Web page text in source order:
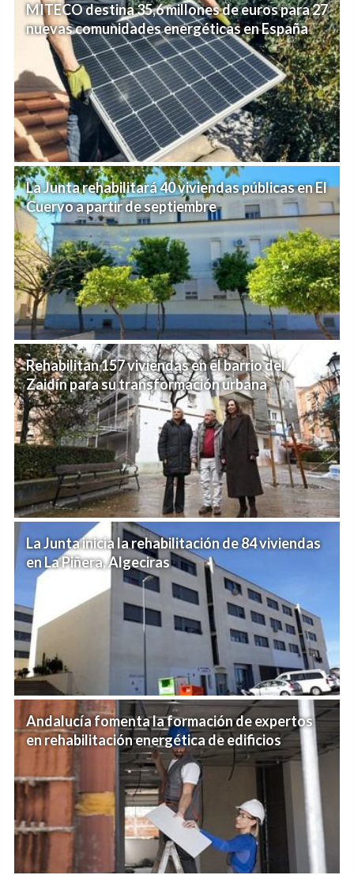
MITECO destina 35,6 millones de euros para 27
nuevas comunidades energéticas en España
La Junta rehabilitará 40 viviendas públicas en El
Cuervo a partir de septiembre
Rehabilitan 157 viviendas en el barrio del
Zaidín para su transformación urbana
La Junta inicia la rehabilitación de 84 viviendas
en La Piñera, Algeciras
Andalucía fomenta la formación de expertos
en rehabilitación energética de edificios